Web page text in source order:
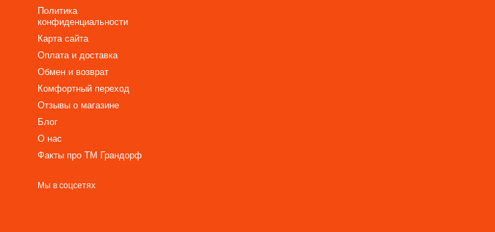
Политика
конфиденциальности
Карта сайта
Оплата и доставка
Обмен и возврат
Комфортный переход
Отзывы о магазине
Блог
О нас
Факты про TM Грандорф
Мы в соцсетях